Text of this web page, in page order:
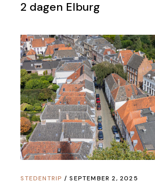
2 dagen Elburg
STEDENTRIP SEPTEMBER 2, 2025